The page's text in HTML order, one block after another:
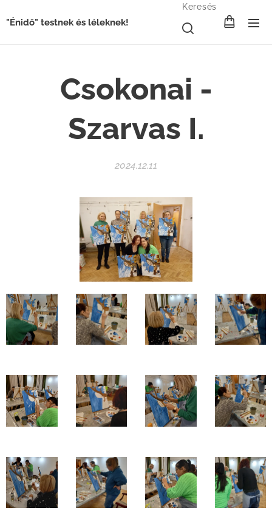
"Énidő" testnek és léleknek!
Keresés
Csokonai -
Szarvas I.
2024.12.11